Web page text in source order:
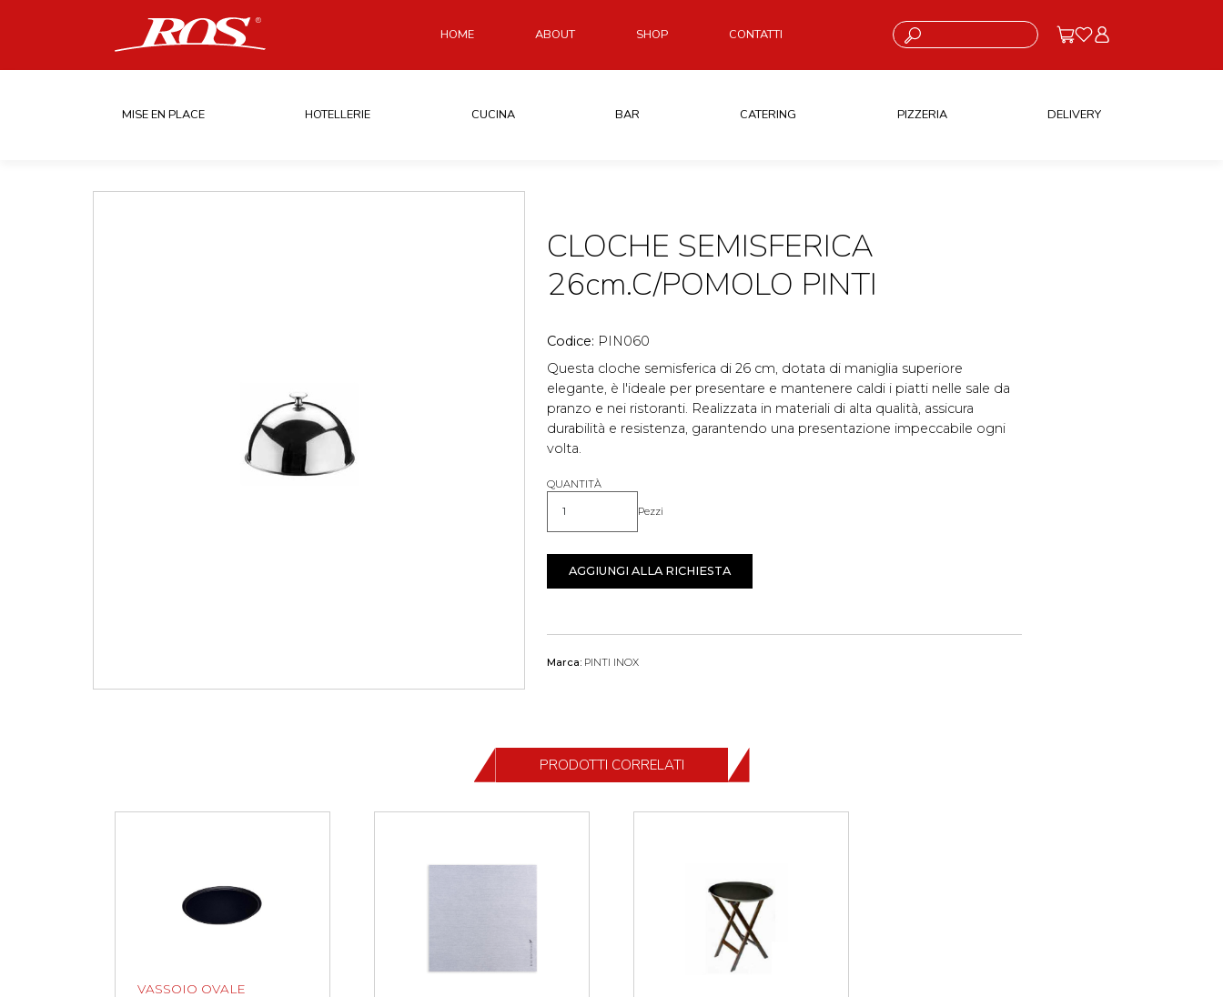
HOME ABOUT SHOP CONTATTI Cosa stai cercando?
MISE EN PLACE HOTELLERIE CUCINA BAR CATERING PIZZERIA DELIVERY
CLOCHE SEMISFERICA
26cm.C/POMOLO PINTI
Codice: PIN060
Questa cloche semisferica di 26 cm, dotata di maniglia superiore
elegante, è l'ideale per presentare e mantenere caldi i piatti nelle sale da
pranzo e nei ristoranti. Realizzata in materiali di alta qualità, assicura
durabilità e resistenza, garantendo una presentazione impeccabile ogni
volta.
QUANTITÀ
Quantità Pezzi
AGGIUNGI ALLA RICHIESTA
Marca: PINTI INOX
PRODOTTI CORRELATI
VASSOIO OVALE